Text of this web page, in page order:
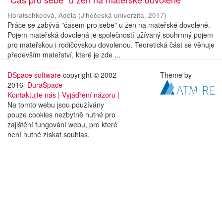
Horatschkeová, Adéla (Jihočeská univerzita, 2017)
Práce se zabývá "časem pro sebe" u žen na mateřské dovolené.
Pojem mateřská dovolená je společností užívaný souhrnný pojem
pro mateřskou i rodičovskou dovolenou. Teoretická část se věnuje
především mateřství, které je zde ...
DSpace software copyright © 2002-
2016 DuraSpace
Kontaktujte nás | Vyjádření názoru |
Na tomto webu jsou používány
pouze cookies nezbytně nutné pro
zajištění fungování webu, pro které
není nutné získat souhlas.
Theme by